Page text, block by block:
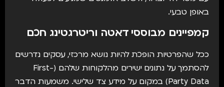
באופן טבעי.
קמפיינים מבוססי דאטה וריטרגטינג חכם
ככל שהפרטיות הופכת להיות נושא מרכזי, עסקים נדרשים
להסתמך על נתונים ישירים מהלקוחות שלהם (First-
Party Data) במקום על מידע צד שלישי. משמעות הדבר